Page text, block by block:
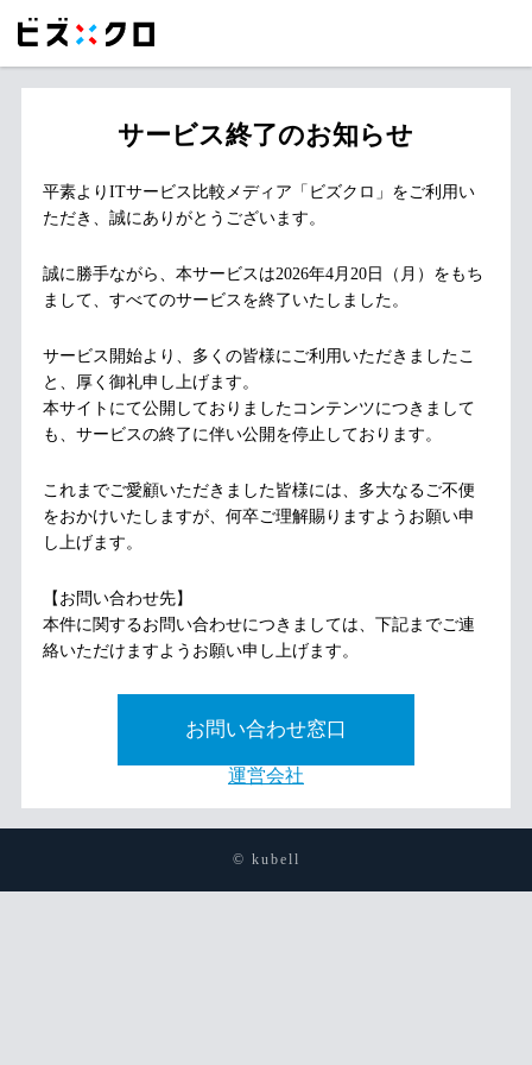
サービス終了のお知らせ
平素よりITサービス比較メディア「ビズクロ」をご利用い
ただき、誠にありがとうございます。
誠に勝手ながら、本サービスは2026年4月20日（月）をもち
まして、すべてのサービスを終了いたしました。
サービス開始より、多くの皆様にご利用いただきましたこ
と、厚く御礼申し上げます。
本サイトにて公開しておりましたコンテンツにつきまして
も、サービスの終了に伴い公開を停止しております。
これまでご愛顧いただきました皆様には、多大なるご不便
をおかけいたしますが、何卒ご理解賜りますようお願い申
し上げます。
【お問い合わせ先】
本件に関するお問い合わせにつきましては、下記までご連
絡いただけますようお願い申し上げます。
お問い合わせ窓口
運営会社
© kubell